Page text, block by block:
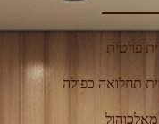
פרטית
תחלואה כפולה